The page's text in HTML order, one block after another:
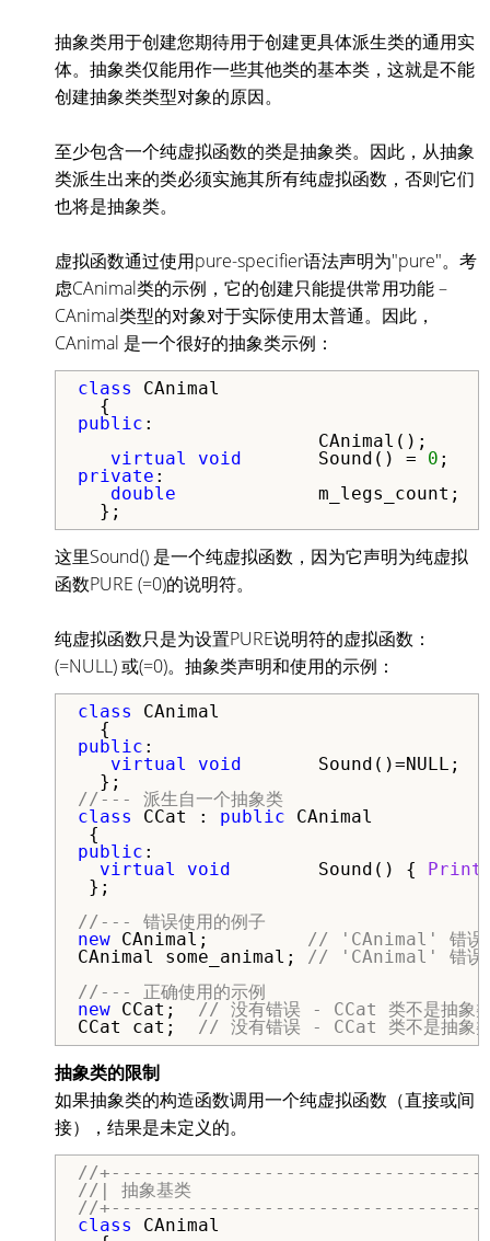
抽象类用于创建您期待用于创建更具体派生类的通用实
体。抽象类仅能用作一些其他类的基本类，这就是不能
创建抽象类类型对象的原因。
至少包含一个纯虚拟函数的类是抽象类。因此，从抽象
类派生出来的类必须实施其所有纯虚拟函数，否则它们
也将是抽象类。
虚拟函数通过使用pure-specifier语法声明为"pure"。考
虑CAnimal类的示例，它的创建只能提供常用功能 –
CAnimal类型的对象对于实际使用太普通。因此，
CAnimal 是一个很好的抽象类示例：
class
CAnimal
public :
CAnimal();
virtual
void Sound() = 0 ;
private :
double m_legs_count;
};
这里Sound() 是一个纯虚拟函数，因为它声明为纯虚拟
函数PURE (=0)的说明符。
纯虚拟函数只是为设置PURE说明符的虚拟函数：
(=NULL) 或(=0)。抽象类声明和使用的示例：
class
CAnimal
public :
virtual
void
//--- 派生自一个抽象类
class
CCat : public CAnimal
public :
virtual
void Sound() { Print
};
//--- 错误使用的例子
new CAnimal;
// 'CAnimal' 错误 -
CAnimal some_animal;
// 'CAnimal' 错误 -
//--- 正确使用的示例
new CCat;
// 没有错误 - CCat 类不是抽象
CCat cat;
// 没有错误 - CCat 类不是抽象
抽象类的限制
如果抽象类的构造函数调用一个纯虚拟函数（直接或间
接），结果是未定义的。
//
//| 抽象基类
//
class
CAnimal